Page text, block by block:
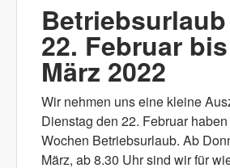
22. Februar
März 2022
Wir nehmen uns eine kleine
Dienstag den 22. Februar
Wochen Betriebsurlaub. Ab
März, ab 8.30 Uhr sind wir für